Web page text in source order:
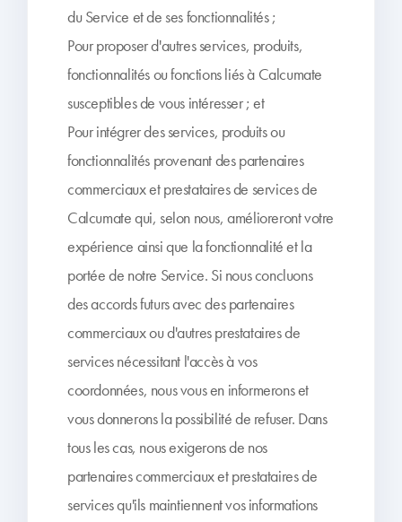
du Service et de ses fonctionnalités ;
Pour proposer d'autres services, produits,
fonctionnalités ou fonctions liés à Calcumate
susceptibles de vous intéresser ; et
Pour intégrer des services, produits ou
fonctionnalités provenant des partenaires
commerciaux et prestataires de services de
Calcumate qui, selon nous, amélioreront votre
expérience ainsi que la fonctionnalité et la
portée de notre Service. Si nous concluons
des accords futurs avec des partenaires
commerciaux ou d'autres prestataires de
services nécessitant l'accès à vos
coordonnées, nous vous en informerons et
vous donnerons la possibilité de refuser. Dans
tous les cas, nous exigerons de nos
partenaires commerciaux et prestataires de
services qu'ils maintiennent vos informations